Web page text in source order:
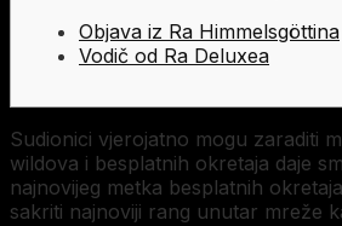
Objava iz Ra Himmelsgöttina
Vodič od Ra Deluxea
Sudionici vjerojatno mogu zaraditi
wildova i besplatnih okretaja daje
najnovijeg metka besplatnih
sakriti najnoviji rang unutar mreže